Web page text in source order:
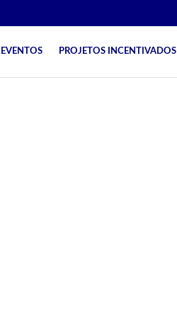
EVENTOS PROJETOS INCENTIVADOS